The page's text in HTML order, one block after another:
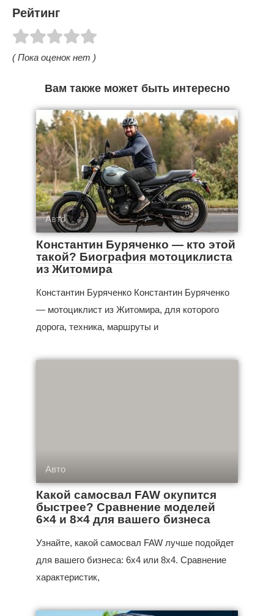
Рейтинг
( Пока оценок нет )
Вам также может быть интересно
Авто
Константин Буряченко — кто этой
такой? Биография мотоциклиста
из Житомира
Константин Буряченко Константин Буряченко
— мотоциклист из Житомира, для которого
дорога, техника, маршруты и
Авто
Какой самосвал FAW окупится
быстрее? Сравнение моделей
6×4 и 8×4 для вашего бизнеса
Узнайте, какой самосвал FAW лучше подойдет
для вашего бизнеса: 6x4 или 8x4. Сравнение
характеристик,